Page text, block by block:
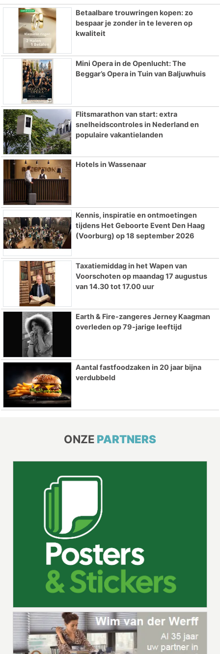
Betaalbare trouwringen kopen: zo
bespaar je zonder in te leveren op
kwaliteit
Mini Opera in de Openlucht: The
Beggar’s Opera in Tuin van Baljuwhuis
Flitsmarathon van start: extra
snelheidscontroles in Nederland en
populaire vakantielanden
Hotels in Wassenaar
Kennis, inspiratie en ontmoetingen
tijdens Het Geboorte Event Den Haag
(Voorburg) op 18 september 2026
Taxatiemiddag in het Wapen van
Voorschoten op maandag 17 augustus
van 14.30 tot 17.00 uur
Earth & Fire-zangeres Jerney Kaagman
overleden op 79-jarige leeftijd
Aantal fastfoodzaken in 20 jaar bijna
verdubbeld
ONZE PARTNERS